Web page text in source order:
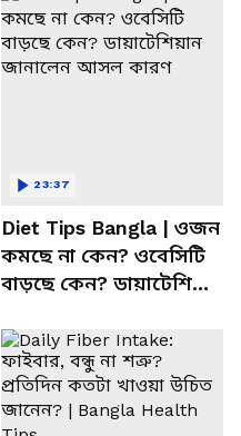
Diet Tips Bangla | ওজন
কমছে না কেন? ওবেসিটি
বাড়ছে কেন? ডায়াটেশিয়ান
23:37